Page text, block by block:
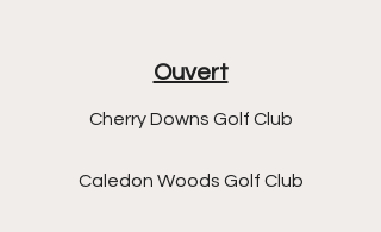
Ouvert
Cherry Downs Golf Club
Caledon Woods Golf Club